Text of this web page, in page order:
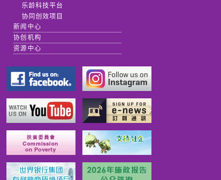
乐龄科技平台
协同创效项目
新闻中心
协创机构
资源中心